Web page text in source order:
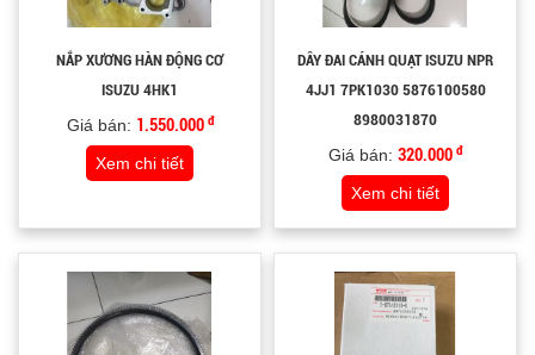
NẮP XƯƠNG HÀN ĐỘNG CƠ
ISUZU 4HK1
Giá bán: 1.550.000 đ
Xem chi tiết
DÂY ĐAI CÁNH QUẠT ISUZU NPR
4JJ1 7PK1030 5876100580
8980031870
Giá bán: 320.000 đ
Xem chi tiết